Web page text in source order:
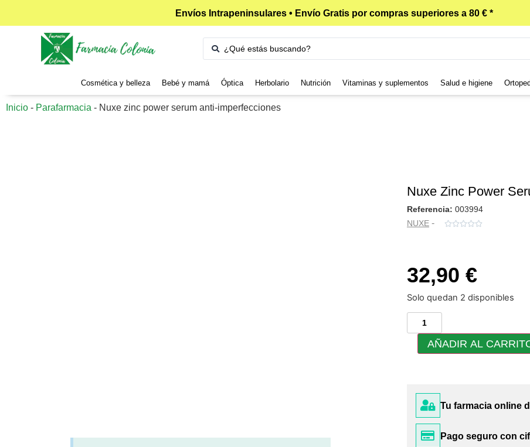
Envíos Intrapeninsulares • Envío Gratis por compras superiores a 80 € *
Cosmética y belleza Bebé y mamá Óptica Herbolario Nutrición Vitaminas y suplementos Salud e higiene
Inicio - Parafarmacia - Nuxe zinc power serum anti-imperfecciones
Nuxe Zinc Power
Referencia: 003994
NUXE- 
32,90 €
Solo quedan 2 disponibles
AÑADIR AL
Tu farmacia online
Pago seguro con